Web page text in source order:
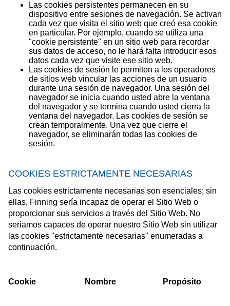
Las cookies persistentes permanecen en su
dispositivo entre sesiones de navegación. Se activan
cada vez que visita el sitio web que creó esa cookie
en particular. Por ejemplo, cuando se utiliza una
"cookie persistente" en un sitio web para recordar
sus datos de acceso, no le hará falta introducir esos
datos cada vez que visite ese sitio web.
Las cookies de sesión le permiten a los operadores
de sitios web vincular las acciones de un usuario
durante una sesión de navegador. Una sesión del
navegador se inicia cuando usted abre la ventana
del navegador y se termina cuando usted cierra la
ventana del navegador. Las cookies de sesión se
crean temporalmente. Una vez que cierre el
navegador, se eliminarán todas las cookies de
sesión.
COOKIES ESTRICTAMENTE NECESARIAS
Las cookies estrictamente necesarias son esenciales; sin
ellas, Finning sería incapaz de operar el Sitio Web o
proporcionar sus servicios a través del Sitio Web. No
seriamos capaces de operar nuestro Sitio Web sin utilizar
las cookies "estrictamente necesarias" enumeradas a
continuación.
Cookie Nombre Propósito